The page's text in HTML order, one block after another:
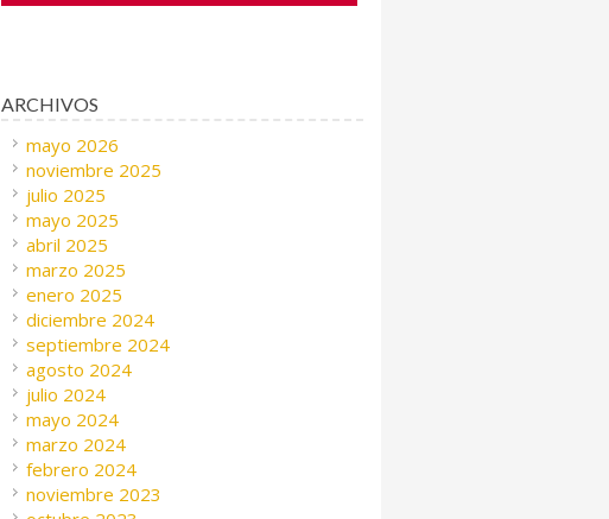
ARCHIVOS
mayo 2026
noviembre 2025
julio 2025
mayo 2025
abril 2025
marzo 2025
enero 2025
diciembre 2024
septiembre 2024
agosto 2024
julio 2024
mayo 2024
marzo 2024
febrero 2024
noviembre 2023